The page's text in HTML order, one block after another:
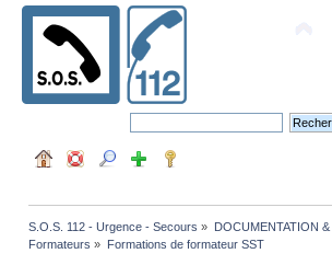
S.O.S. 112 - Urgence - Secours » DOCUMENTATION
Formateurs » Formations de formateur SST